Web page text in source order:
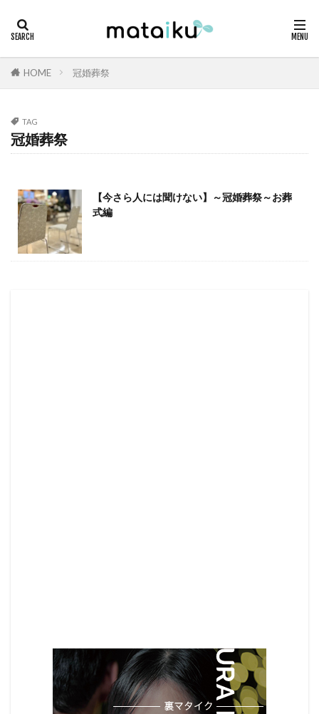
HOME 冠婚葬祭
TAG
冠婚葬祭
【今さら人には聞けない】～冠婚葬祭～お葬
式編